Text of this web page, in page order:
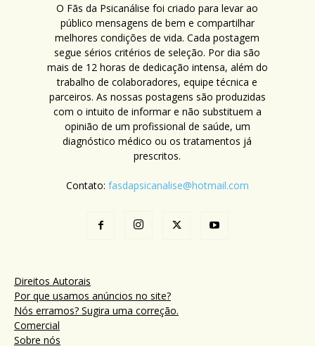
O Fãs da Psicanálise foi criado para levar ao
público mensagens de bem e compartilhar
melhores condições de vida. Cada postagem
segue sérios critérios de seleção. Por dia são
mais de 12 horas de dedicação intensa, além do
trabalho de colaboradores, equipe técnica e
parceiros. As nossas postagens são produzidas
com o intuito de informar e não substituem a
opinião de um profissional de saúde, um
diagnóstico médico ou os tratamentos já
prescritos.
Contato: fasdapsicanalise@hotmail.com
Direitos Autorais
Por que usamos anúncios no site?
Nós erramos? Sugira uma correção.
Comercial
Sobre nós